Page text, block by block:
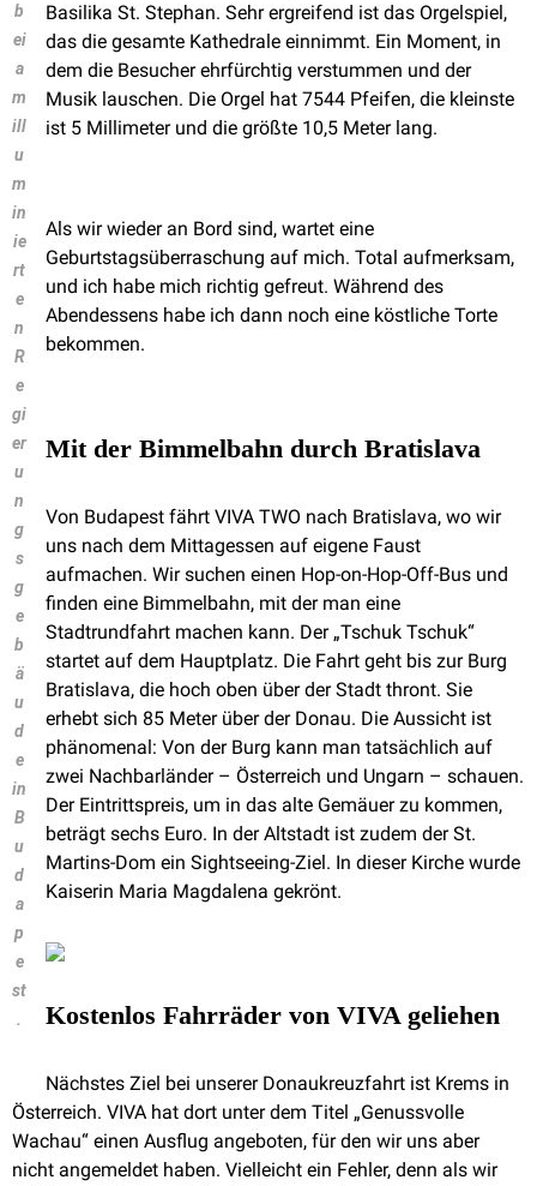
b
ei
a
m
ill
u
m
in
ie
rt
e
n
R
e
gi
er
u
n
g
s
g
e
b
ä
u
d
e
in
B
u
d
a
p
e
st
.
Basilika St. Stephan. Sehr ergreifend ist das Orgelspiel,
das die gesamte Kathedrale einnimmt. Ein Moment, in
dem die Besucher ehrfürchtig verstummen und der
Musik lauschen. Die Orgel hat 7544 Pfeifen, die kleinste
ist 5 Millimeter und die größte 10,5 Meter lang.
Als wir wieder an Bord sind, wartet eine
Geburtstagsüberraschung auf mich. Total aufmerksam,
und ich habe mich richtig gefreut. Während des
Abendessens habe ich dann noch eine köstliche Torte
bekommen.
Mit der Bimmelbahn durch Bratislava
Von Budapest fährt VIVA TWO nach Bratislava, wo wir
uns nach dem Mittagessen auf eigene Faust
aufmachen. Wir suchen einen Hop-on-Hop-Off-Bus und
finden eine Bimmelbahn, mit der man eine
Stadtrundfahrt machen kann. Der „Tschuk Tschuk“
startet auf dem Hauptplatz. Die Fahrt geht bis zur Burg
Bratislava, die hoch oben über der Stadt thront. Sie
erhebt sich 85 Meter über der Donau. Die Aussicht ist
phänomenal: Von der Burg kann man tatsächlich auf
zwei Nachbarländer – Österreich und Ungarn – schauen.
Der Eintrittspreis, um in das alte Gemäuer zu kommen,
beträgt sechs Euro. In der Altstadt ist zudem der St.
Martins-Dom ein Sightseeing-Ziel. In dieser Kirche wurde
Kaiserin Maria Magdalena gekrönt.
Kostenlos Fahrräder von VIVA geliehen
Nächstes Ziel bei unserer Donaukreuzfahrt ist Krems in
Österreich. VIVA hat dort unter dem Titel „Genussvolle
Wachau“ einen Ausflug angeboten, für den wir uns aber
nicht angemeldet haben. Vielleicht ein Fehler, denn als wir